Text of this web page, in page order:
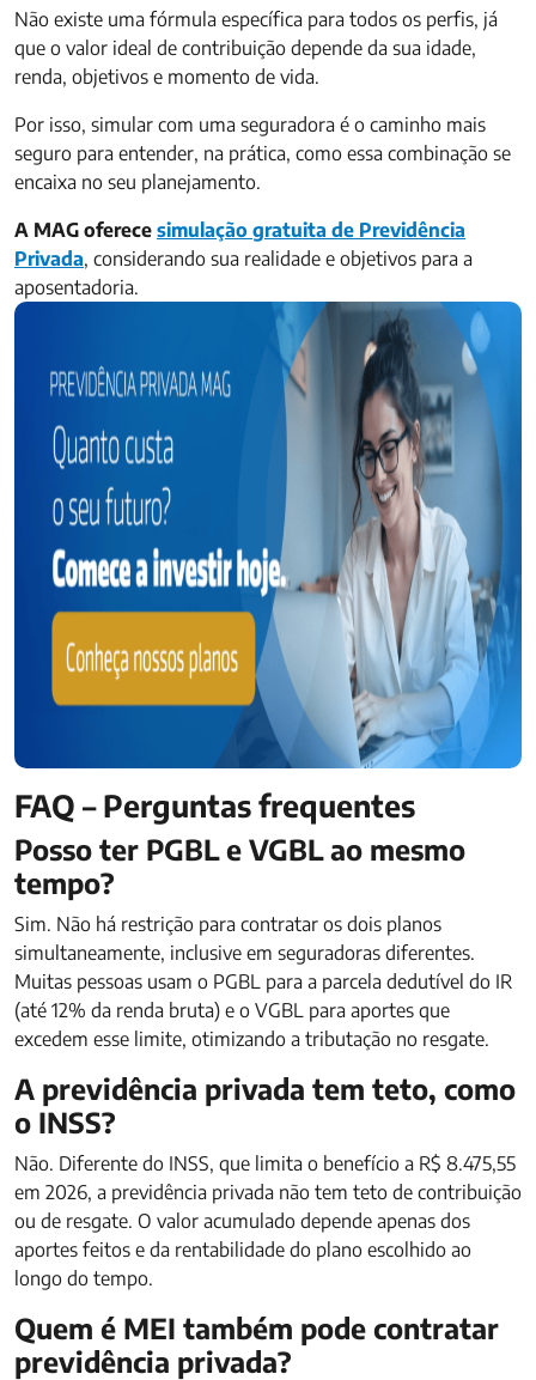
Não existe uma fórmula específica para todos os perfis, já
que o valor ideal de contribuição depende da sua idade,
renda, objetivos e momento de vida.
Por isso, simular com uma seguradora é o caminho mais
seguro para entender, na prática, como essa combinação se
encaixa no seu planejamento.
A MAG oferece simulação gratuita de Previdência
Privada, considerando sua realidade e objetivos para a
aposentadoria.
FAQ – Perguntas frequentes
Posso ter PGBL e VGBL ao mesmo
tempo?
Sim. Não há restrição para contratar os dois planos
simultaneamente, inclusive em seguradoras diferentes.
Muitas pessoas usam o PGBL para a parcela dedutível do IR
(até 12% da renda bruta) e o VGBL para aportes que
excedem esse limite, otimizando a tributação no resgate.
A previdência privada tem teto, como
o INSS?
Não. Diferente do INSS, que limita o benefício a R$ 8.475,55
em 2026, a previdência privada não tem teto de contribuição
ou de resgate. O valor acumulado depende apenas dos
aportes feitos e da rentabilidade do plano escolhido ao
longo do tempo.
Quem é MEI também pode contratar
previdência privada?